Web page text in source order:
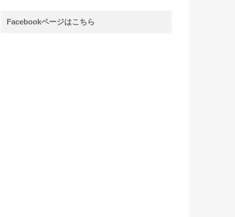
Facebookページはこちら